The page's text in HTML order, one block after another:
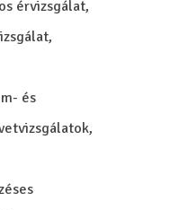
érvizsgálat,
és